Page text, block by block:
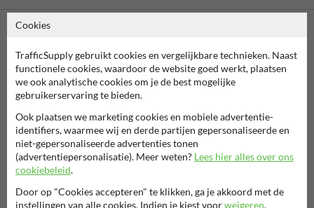
We zijn vandaag tot 17.00 telefonisch bereikbaar voor
al je vragen over onze producten en diensten.
Chat met ons online
info@trafficsupply.nl
Alle contactgegevens
Cookies
TrafficSupply gebruikt cookies en vergelijkbare technieken. Naast
functionele cookies, waardoor de website goed werkt, plaatsen
we ook analytische cookies om je de best mogelijke
gebruikerservaring te bieden.
Ook plaatsen we marketing cookies en mobiele advertentie-
identifiers, waarmee wij en derde partijen gepersonaliseerde en
niet-gepersonaliseerde advertenties tonen
(advertentiepersonalisatie). Meer weten? Lees hier alles over ons
cookiebeleid.
Door op "Cookies accepteren" te klikken, ga je akkoord met de
instellingen van alle cookies. Indien je kiest voorweigeren,